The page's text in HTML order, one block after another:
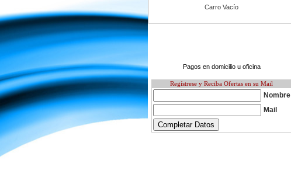
Carro Vacío
Pagos en domicilio u oficina
Regístrese y Reciba Ofertas en su Mail
Nombre
Mail